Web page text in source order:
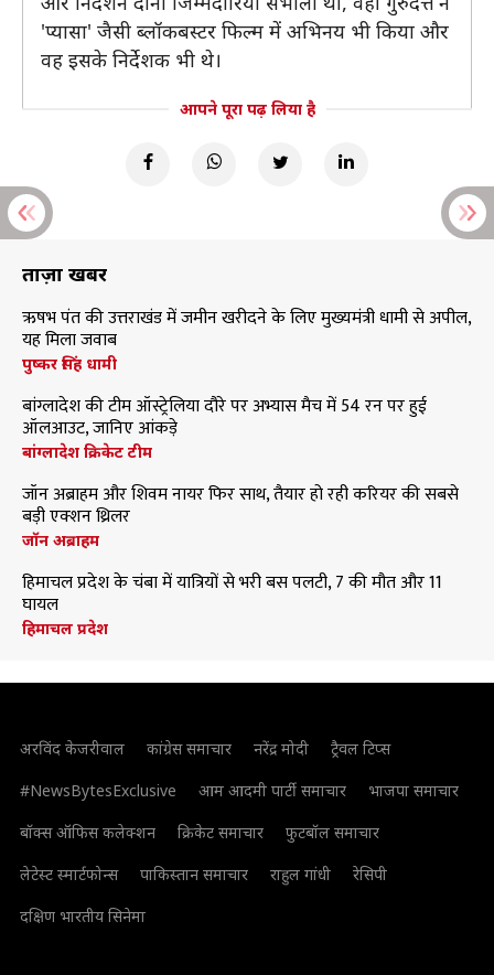
'प्यासा' जैसी ब्लॉकबस्टर फिल्म में अभिनय भी किया और
वह इसके निर्देशक भी थे।
आपने पूरा पढ़ लिया है
ताज़ा खबरें
ऋषभ पंत की उत्तराखंड में जमीन खरीदने के लिए मुख्यमंत्री धामी से अपील,
यह मिला जवाब
पुष्कर सिंह धामी
बांग्लादेश की टीम ऑस्ट्रेलिया दौरे पर अभ्यास मैच में 54 रन पर हुई
ऑलआउट, जानिए आंकड़े
बांग्लादेश क्रिकेट टीम
जॉन अब्राहम और शिवम नायर फिर साथ, तैयार हो रही करियर की सबसे
बड़ी एक्शन थ्रिलर
जॉन अब्राहम
हिमाचल प्रदेश के चंबा में यात्रियों से भरी बस पलटी, 7 की मौत और 11
घायल
हिमाचल प्रदेश
अरविंद केजरीवाल कांग्रेस समाचार नरेंद्र मोदी
ट्रैवल टिप्स
#NewsBytesExclusive
आम आदमी पार्टी समाचार
भाजपा समाचार
बॉक्स ऑफिस कलेक्शन
क्रिकेट समाचार
फुटबॉल समाचार
लेटेस्ट स्मार्टफोन्स
पाकिस्तान समाचार राहुल गांधी
रेसिपी
दक्षिण भारतीय सिनेमा